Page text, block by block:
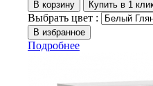
Выбрать цвет :
Подробнее